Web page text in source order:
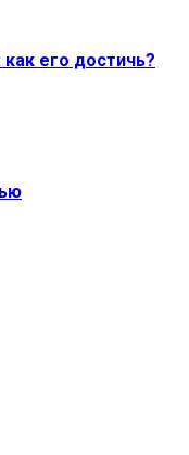
его достичь?